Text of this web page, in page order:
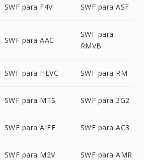
SWF para F4V SWF para ASF
SWF para AAC
SWF para
RMVB
SWF para HEVC SWF para RM
SWF para MTS SWF para 3G2
SWF para AIFF SWF para AC3
SWF para M2V SWF para AMR